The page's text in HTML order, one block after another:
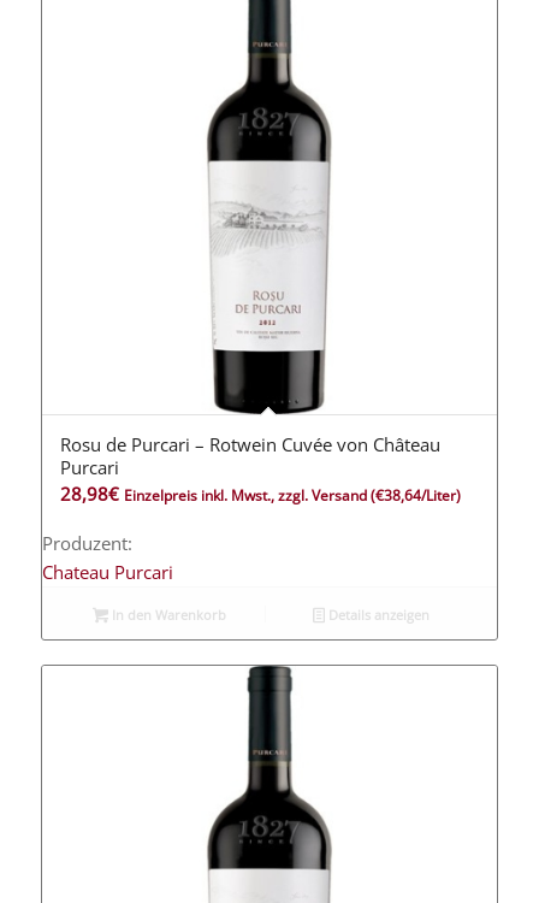
Rosu de Purcari – Rotwein Cuvée von Château
Purcari
28,98€ Einzelpreis inkl. Mwst., zzgl. Versand(€38,64/Liter)
Produzent:
Chateau Purcari
In den Warenkorb Details anzeigen